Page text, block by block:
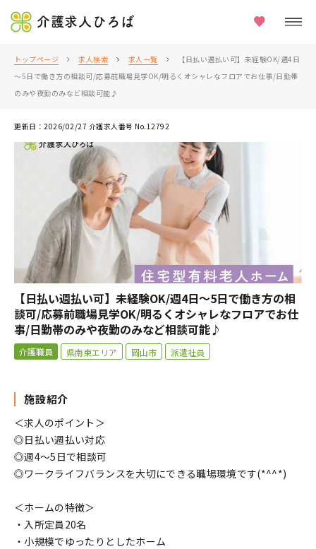
介護求人ひろば
トップページ 求人検索 求人一覧
【日払い週払い可】未経験OK/週4日
～5日で働き方の相談可/応募前職場見学OK/明るくオシャレなフロアでお仕事/日勤帯
のみや夜勤のみなど相談可能♪
更新日：2026/02/27 介護求人番号 No.12792
【日払い週払い可】未経験OK/週4日～5日で働き方の相
談可/応募前職場見学OK/明るくオシャレなフロアでお仕
事/日勤帯のみや夜勤のみなど相談可能♪
介護職員 県南東エリア 岡山市 派遣社員
施設紹介
＜求人のポイント＞
◎日払い週払い対応
◎週4～5日で相談可
◎ワークライフバランスを大切にできる職場環境です(*^^*)
＜ホームの特徴＞
・入所定員20名
・小規模でゆったりとしたホーム